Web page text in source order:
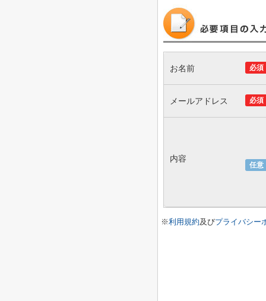
必須
お名前
必須
メールアドレス
任意
内容
※利用規約及びプライバシー